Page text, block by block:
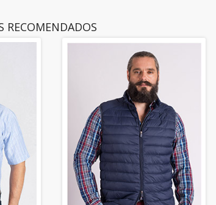
RECOMENDADOS